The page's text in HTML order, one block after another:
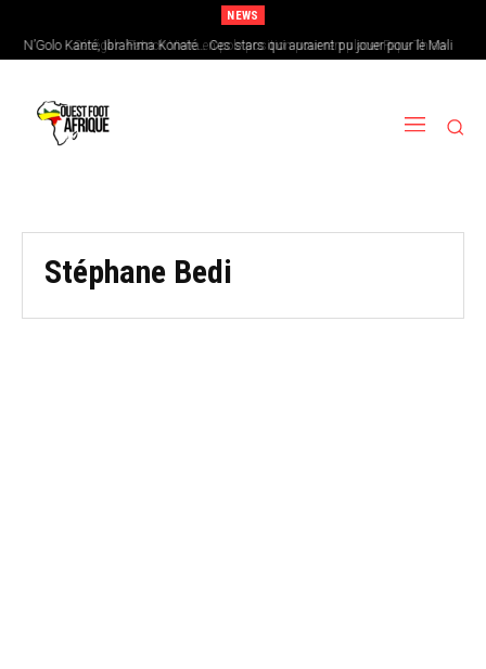
NEWS
N’Golo Kanté, Ibrahima Konaté… Ces stars qui auraient pu jouer pour le Mali
Sénégal : Patrick Vieira en pole position pour remplacer Pape Thiaw
Stéphane Bedi